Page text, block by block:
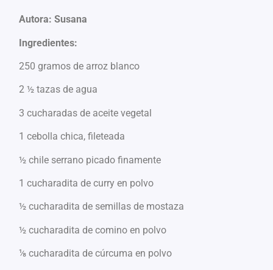
Autora: Susana
Ingredientes:
250gramos de arroz blanco
2 ½ tazas de agua
3 cucharadas de aceite vegetal
1 cebolla chica, fileteada
½ chile serrano picado finamente
1 cucharadita de curry en polvo
½ cucharadita de semillas de mostaza
½ cucharadita de comino en polvo
⅛ cucharadita de cúrcuma en polvo